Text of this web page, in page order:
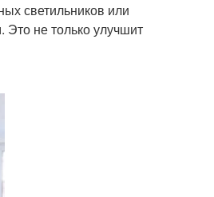
светильников или
не только улучшит